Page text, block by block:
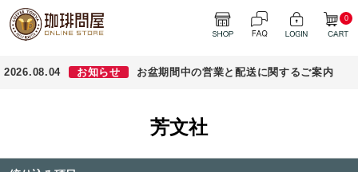
0
2026.08.04 お知らせ お盆期間中の営業と配送に関するご案内
芳文社